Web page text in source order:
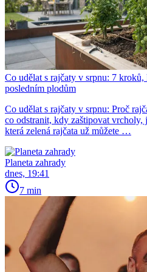
Co udělat s rajčaty v srpnu: 7 kroků,
posledním plodům
Co udělat s rajčaty v srpnu: Proč
co odstranit, kdy zaštipovat
která zelená rajčata už můžete …
Planeta zahrady
dnes, 19:41
7 min